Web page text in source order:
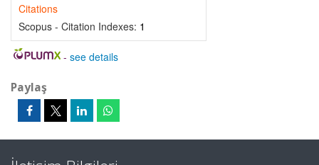
Citations
Scopus - Citation Indexes: 1
- see details
Paylaş